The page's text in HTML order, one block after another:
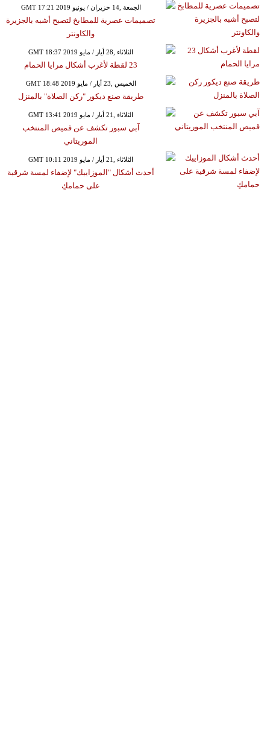
GMT 17:21 2019 الجمعة ,14 حزيران / يونيو
تصميمات عصرية للمطابخ لتصبح أشبه بالجزيرة
والكاونتر
GMT 18:37 2019 الثلاثاء ,28 أيار / مايو
23 لقطة لأغرب أشكال مرايا الحمام
GMT 18:48 2019 الخميس ,23 أيار / مايو
طريقة صنع ديكور "ركن الصلاة" بالمنزل
GMT 13:41 2019 الثلاثاء ,21 أيار / مايو
آبي سبور تكشف عن قميص المنتخب
الموريتاني
GMT 10:11 2019 الثلاثاء ,21 أيار / مايو
أحدث أشكال "الموزاييك" لإضفاء لمسة شرقية
على حمامكِ